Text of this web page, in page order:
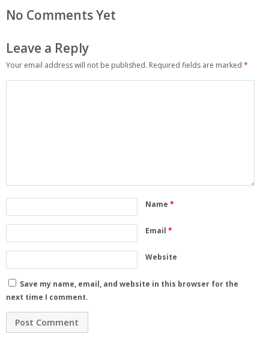
No Comments Yet
Leave a Reply
Your email address will not be published. Required fields are marked *
Name *
Email *
Website
Save my name, email, and website in this browser for the
next time I comment.